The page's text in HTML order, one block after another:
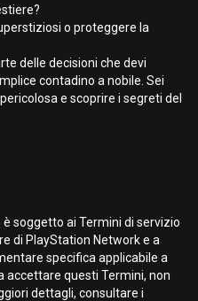
o proteggere la
delle decisioni che devi
contadino a nobile. Sei
e scoprire i segreti del
soggetto ai Termini di servizio
di PlayStation Network e a
specifica applicabile a
accettare questi Termini, non
dettagli, consultare i